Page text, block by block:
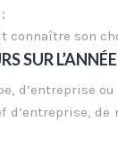
connaître son
SUR L’ANNÉE
d’entreprise